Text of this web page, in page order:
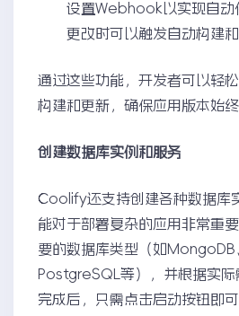
设置Webhook以实现自动
更改时可以触发自动构建和
通过这些功能，开发者可以轻
构建和更新，确保应用版本始终
创建数据库实例和服务
Coolify还支持创建各种数据库
能对于部署复杂的应用非常重
要的数据库类型（如MongoDB
PostgreSQL等），并根据实
完成后，只需点击启动按钮即